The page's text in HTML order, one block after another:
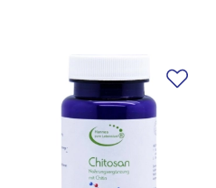
Добави в любими